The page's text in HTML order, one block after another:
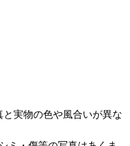
実物の色や風合いが異な